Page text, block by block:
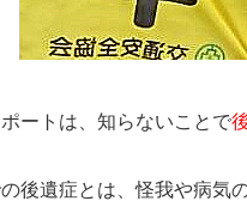
ートは、知らないことで
後遺症とは、怪我や病気